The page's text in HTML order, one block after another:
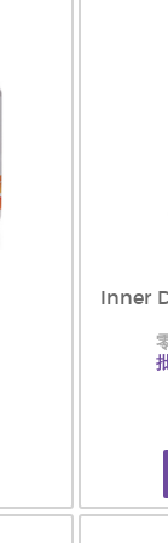
Inner